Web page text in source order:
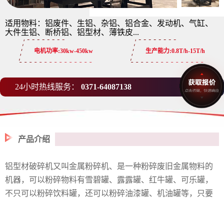
适用物料：铝废件、生铝、杂铝、铝合金、发动机、气缸、
大件生铝、断桥铝、铝型材、薄铁皮...
电机功率:30kw-450kw 生产能力:0.8T/h-15T/h
24小时热线服务： 0371-64087138
产品介绍
铝型材破碎机又叫金属粉碎机、是一种粉碎废旧金属物料的
机器，可以粉碎物料有雪碧罐、露露罐、红牛罐、可乐罐，
不只可以粉碎饮料罐，还可以粉碎油漆罐、机油罐等，只要